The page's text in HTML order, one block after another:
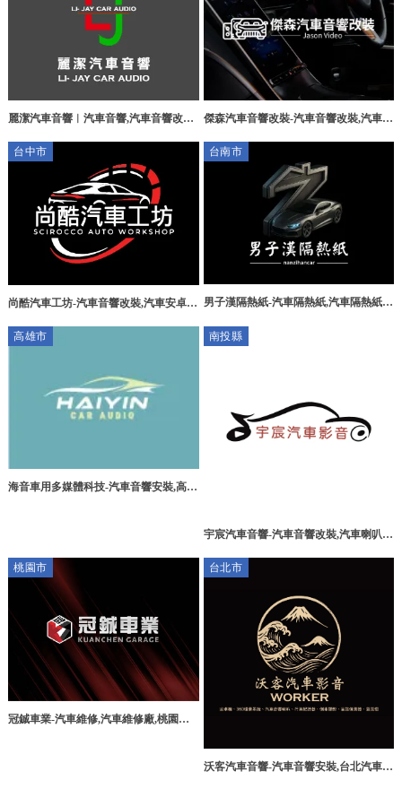
麗潔汽車音響︱汽車音響,汽車音響改裝,
傑森汽車音響改裝-汽車音響改裝,汽車保
安裝
台中市
尚酷汽車工坊-汽車音響改裝,汽車安卓機
改裝,
台南市
男子漢隔熱紙-汽車隔熱紙,汽車隔熱紙安
永,康區汽車隔熱紙安裝
高雄市
海音車用多媒體科技-汽車音響安裝,高雄
南投縣
宇宸汽車音響-汽車音響改裝,汽車喇叭改
桃園市
冠鋮車業-汽車維修,汽車維修廠,桃園汽
台北市
沃客汽車音響-汽車音響安裝,台北汽車音